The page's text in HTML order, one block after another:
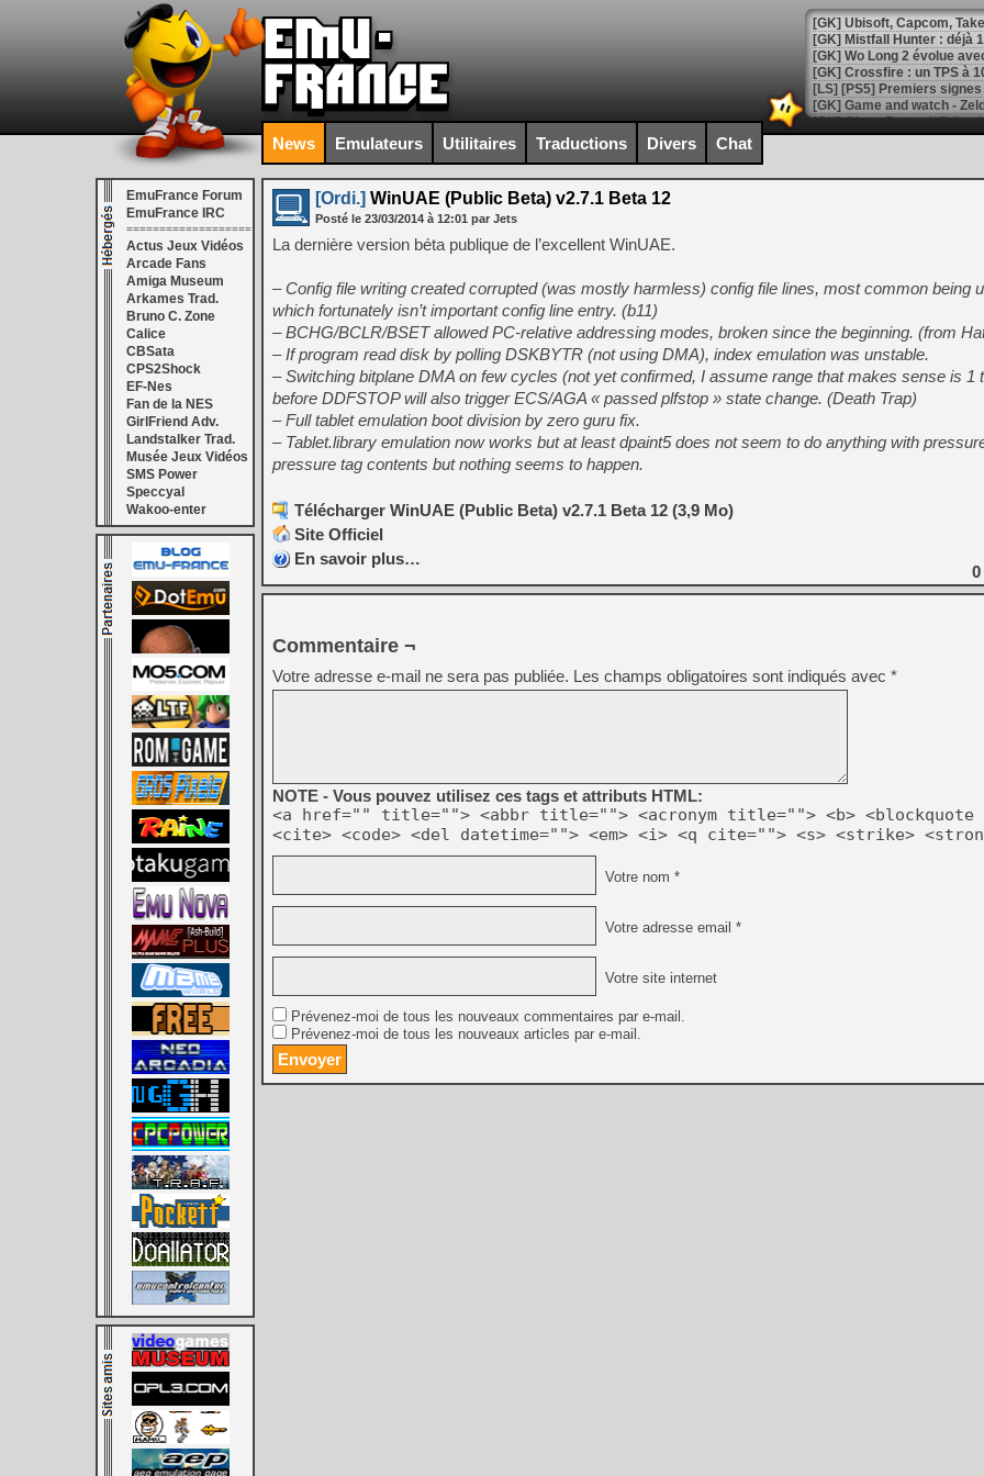
[GK] Mistfall Hunter : déjà
[GK] Wo Long 2 évolue
[GK] Crossfire : un TPS à
[LS] [PS5] Premiers
[Mo5] DOOM arrive en
[GK] Bethesda fête les 30
[GK] Roblox : l'action en
[GK] Agenda - GeForce
[LS] [PS5] ps5-y2jb-
[GK] Pourquoi Marvel
[GK] Test : Restory : Chill
[GK] GTA 6 : Rockstar
[GK] Hot Wheels Infinite
[GK] Mémoire cash -
[GK] Résultats Nintendo :
[GK] Déjà des
[Mo5] Brickboy cherche à
[GK] Minecraft et ses «
[GK] Beast of
[GK] Ubisoft : fin de partie
[GK] Mémoire cash -
[GK] Dan Houser (GTA)
[GK] Comment EA Sports
[GK] Crimson Moon : un
[GK] Isle of Reveries : le
[GK] Moonlighter 2 : The
[GK] Capcom relance
[Mo5] Deux inédits du
[GK] Le beat'em up The
[LTF] Eté 2026 - Séquence
News Emulateurs Utilitaires Traductions Divers Chat
EmuFrance Forum
EmuFrance IRC
===================
Actus Jeux Vidéos
Arcade Fans
Amiga Museum
Arkames Trad.
Bruno C. Zone
Calice
CBSata
CPS2Shock
EF-Nes
Fan de la NES
GirlFriend Adv.
Landstalker Trad.
Musée Jeux Vidéos
SMS Power
Speccyal
Wakoo-enter
[Ordi.] WinUAE (Public Beta) v2.7.1 Beta 12
Posté le 23/03/2014 à 12:01 par Jets
La dernière version béta publique de l’excellent WinUAE.
– Config file writing created corrupted (was mostly harmless) config file lines, most common being
which fortunately isn’t important config line entry. (b11)
– BCHG/BCLR/BSET allowed PC-relative addressing modes, broken since the beginning. (from
– If program read disk by polling DSKBYTR (not using DMA), index emulation was unstable.
– Switching bitplane DMA on few cycles (not yet confirmed, I assume range that makes sense is 1
before DDFSTOP will also trigger ECS/AGA « passed plfstop » state change. (Death Trap)
– Full tablet emulation boot division by zero guru fix.
– Tablet.library emulation now works but at least dpaint5 does not seem to do anything with
pressure tag contents but nothing seems to happen.
Télécharger WinUAE (Public Beta) v2.7.1 Beta 12 (3,9 Mo)
Site Officiel
En savoir plus…
0
Commentaire ¬
Votre adresse e-mail ne sera pas publiée. Les champs obligatoires sont indiqués avec *
NOTE - Vous pouvez utilisez ces tags et attributs HTML:
<a href="" title=""> <abbr title=""> <acronym title=""> <b> <blockquote
<cite> <code> <del datetime=""> <em> <i> <q cite=""> <s> <strike>
Votre nom *
Votre adresse email *
Votre site internet
Prévenez-moi de tous les nouveaux commentaires par e-mail.
Prévenez-moi de tous les nouveaux articles par e-mail.